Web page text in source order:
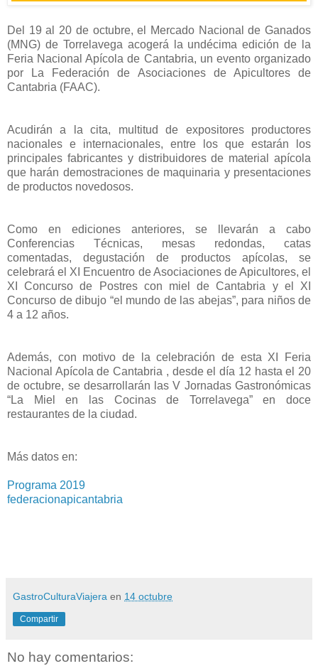
Del 19 al 20 de octubre, el Mercado Nacional de Ganados
(MNG) de Torrelavega acogerá la undécima edición de la
Feria Nacional Apícola de Cantabria, un evento organizado
por La Federación de Asociaciones de Apicultores de
Cantabria (FAAC).
Acudirán a la cita, multitud de expositores productores
nacionales e internacionales, entre los que estarán los
principales fabricantes y distribuidores de material apícola
que harán demostraciones de maquinaria y presentaciones
de productos novedosos.
Como en ediciones anteriores, se llevarán a cabo
Conferencias Técnicas, mesas redondas, catas
comentadas, degustación de productos apícolas, se
celebrará el XI Encuentro de Asociaciones de Apicultores, el
XI Concurso de Postres con miel de Cantabria y el XI
Concurso de dibujo “el mundo de las abejas”, para niños de
4 a 12 años.
Además, con motivo de la celebración de esta XI Feria
Nacional Apícola de Cantabria , desde el día 12 hasta el 20
de octubre, se desarrollarán las V Jornadas Gastronómicas
“La Miel en las Cocinas de Torrelavega” en doce
restaurantes de la ciudad.
Más datos en:
Programa 2019
federacionapicantabria
GastroCulturaViajera en 14 octubre
Compartir
No hay comentarios: